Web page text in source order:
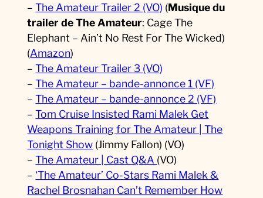
–The Amateur Trailer 2 (VO) (Musique du
trailer de The Amateur: Cage The
Elephant – Ain’t No Rest For The Wicked)
(Amazon)
–The Amateur Trailer 3 (VO)
–The Amateur – bande-annonce 1 (VF)
–The Amateur – bande-annonce 2 (VF)
–Tom Cruise Insisted Rami Malek Get
Weapons Training for The Amateur | The
Tonight Show (Jimmy Fallon) (VO)
–The Amateur | Cast Q&A (VO)
– ‘The Amateur’ Co-Stars Rami Malek &
Rachel Brosnahan Can’t Remember How